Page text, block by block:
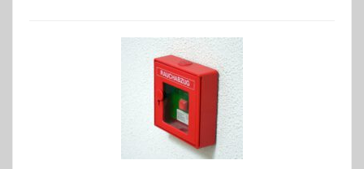
bewusst
herzlich
gestalten